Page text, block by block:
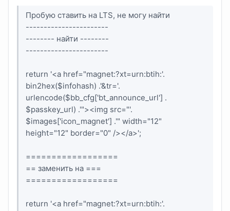
Пробую ставить на LTS, не могу найти
-----------------------
-------- найти --------
-----------------------
return '<a href="magnet:?xt=urn:btih:'.
bin2hex($infohash) .'&tr='.
urlencode($bb_cfg['bt_announce_url'] .
$passkey_url) .'"><img src="'.
$images['icon_magnet'] .'" width="12"
height="12" border="0" /></a>';
==================
== заменить на ===
==================
return '<a href="magnet:?xt=urn:btih:'.